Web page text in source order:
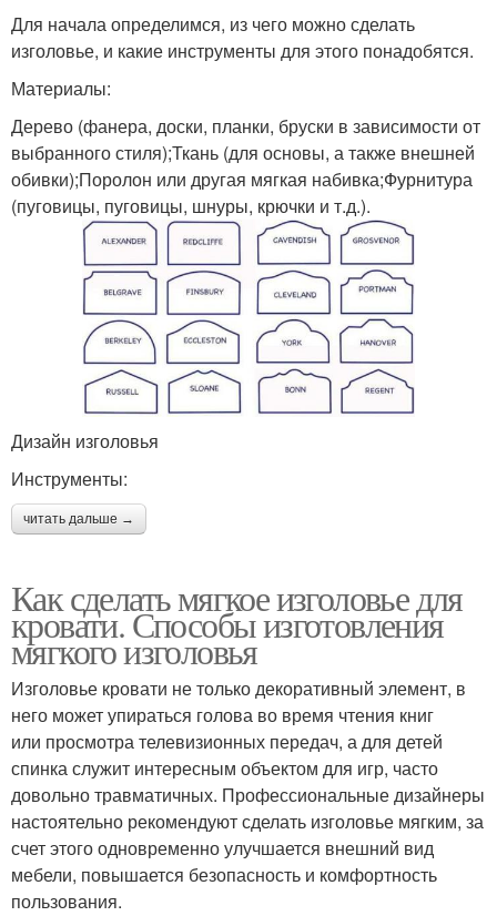
Для начала определимся, из чего можно сделать
изголовье, и какие инструменты для этого понадобятся.
Материалы:
Дерево (фанера, доски, планки, бруски в зависимости от
выбранного стиля);Ткань (для основы, а также внешней
обивки);Поролон или другая мягкая набивка;Фурнитура
(пуговицы, пуговицы, шнуры, крючки и т.д.).
Дизайн изголовья
Инструменты:
читать дальше →
Как сделать мягкое изголовье для
кровати. Способы изготовления
мягкого изголовья
Изголовье кровати не только декоративный элемент, в
него может упираться голова во время чтения книг
или просмотра телевизионных передач, а для детей
спинка служит интересным объектом для игр, часто
довольно травматичных. Профессиональные дизайнеры
настоятельно рекомендуют сделать изголовье мягким, за
счет этого одновременно улучшается внешний вид
мебели, повышается безопасность и комфортность
пользования.